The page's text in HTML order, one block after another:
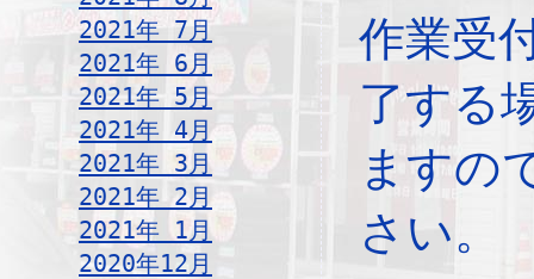
2021年 7月
2021年 6月
2021年 5月
2021年 4月
2021年 3月
2021年 2月
2021年 1月
2020年12月
作業受
了する
ますの
さい。